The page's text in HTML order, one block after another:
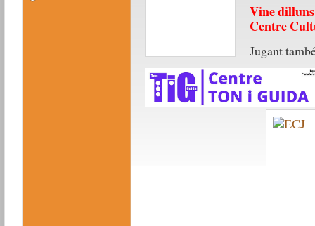
Vine dilluns
Centre
Jugant